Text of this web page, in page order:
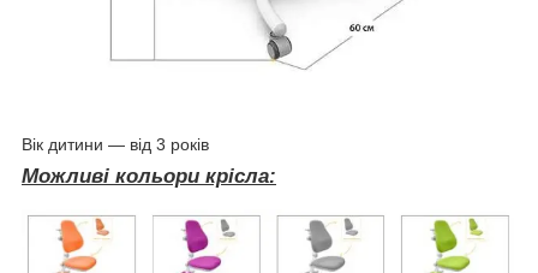
Вік дитини — від 3 років
Можливі кольори крісла: